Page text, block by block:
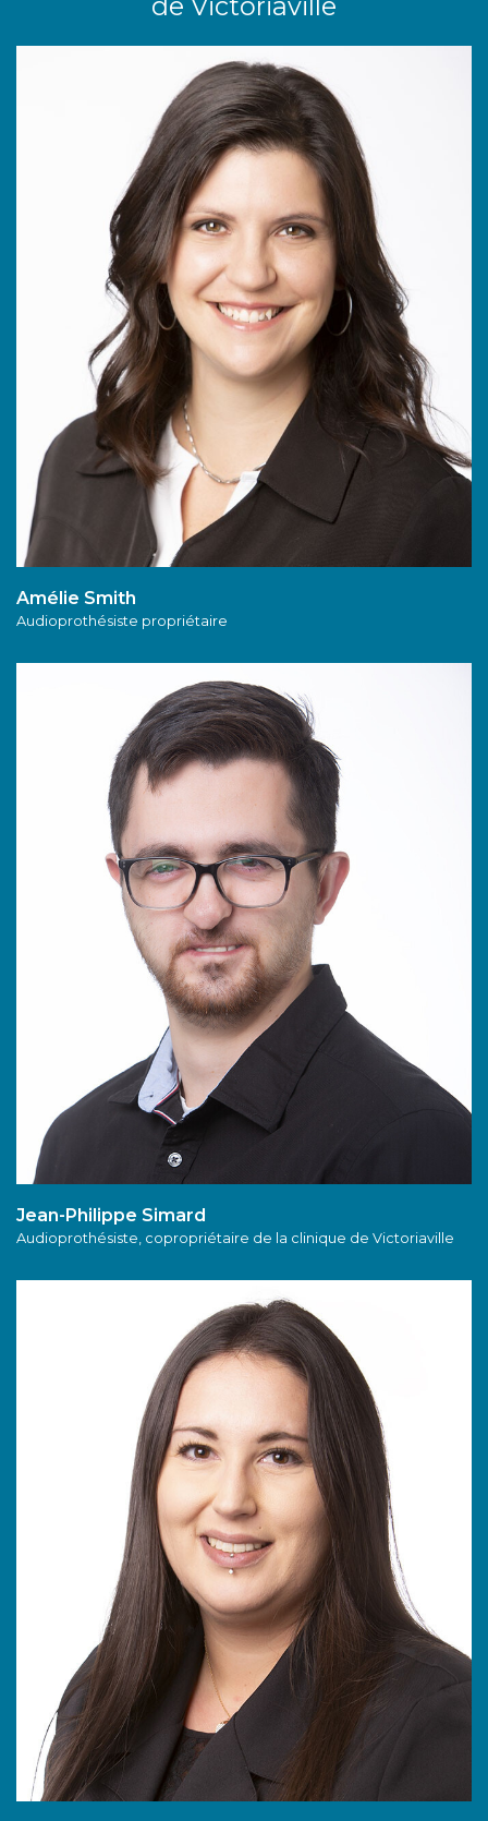
de Victoriaville
Amélie Smith
Audioprothésiste propriétaire
Jean-Philippe Simard
Audioprothésiste, copropriétaire de la clinique de Victoriaville